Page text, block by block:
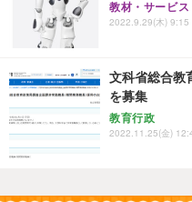
教材・サービス
2022.9.29(木) 9:15
文科省総合教
を募集
教育行政
2022.11.25(金)